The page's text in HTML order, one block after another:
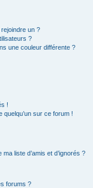
un ?
?
une couleur différente ?
!
quelqu’un sur ce forum !
liste d’amis et d’ignorés ?
forums ?